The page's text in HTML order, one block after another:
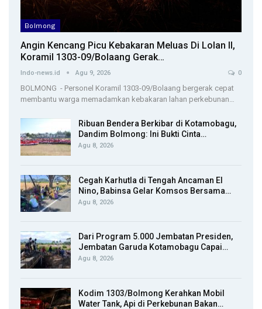
Bolmong
Angin Kencang Picu Kebakaran Meluas Di Lolan II,
Koramil 1303-09/Bolaang Gerak…
Indo-news.id Agu 9, 2026 0
BOLMONG - Personel Koramil 1303-09/Bolaang bergerak cepat
membantu warga memadamkan kebakaran lahan perkebunan…
Ribuan Bendera Berkibar di Kotamobagu,
Dandim Bolmong: Ini Bukti Cinta…
Agu 8, 2026
Cegah Karhutla di Tengah Ancaman El
Nino, Babinsa Gelar Komsos Bersama…
Agu 8, 2026
Dari Program 5.000 Jembatan Presiden,
Jembatan Garuda Kotamobagu Capai…
Agu 8, 2026
Kodim 1303/Bolmong Kerahkan Mobil
Water Tank, Api di Perkebunan Bakan…